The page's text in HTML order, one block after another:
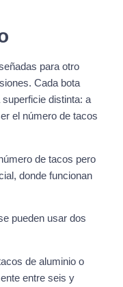
para otro
Cada bota
distinta: a
el número de tacos
de tacos pero
donde funcionan
pueden usar dos
de aluminio o
entre seis y